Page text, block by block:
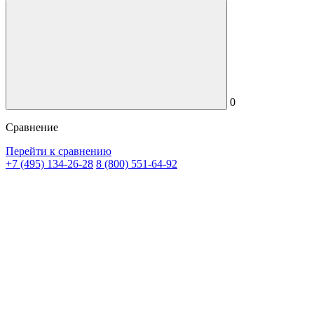
0
Сравнение
Перейти к сравнению
+7 (495) 134-26-28 8 (800) 551-64-92